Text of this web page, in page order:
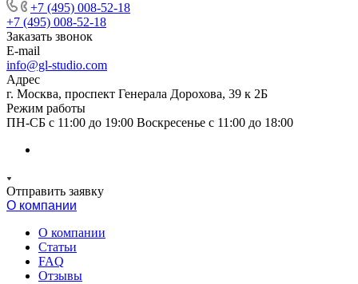
+7 (495) 008-52-18
+7 (495) 008-52-18
Заказать звонок
E-mail
info@gl-studio.com
Адрес
г. Москва, проспект Генерала Дорохова, 39 к 2Б
Режим работы
ПН-СБ с 11:00 до 19:00 Воскресенье с 11:00 до 18:00
Отправить заявку
О компании
О компании
Статьи
FAQ
Отзывы